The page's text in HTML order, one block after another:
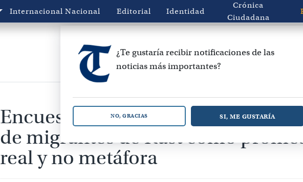
Internacional Nacional Editorial Identidad
Crónica
Ciudadana
Encuesta Criteria: 76% vio
de migrantes de Kast como
real y no metáfora
¿Te gustaría recibir notificaciones de las
noticias más importantes?
NO, GRACIAS SI, ME GUSTARÍA